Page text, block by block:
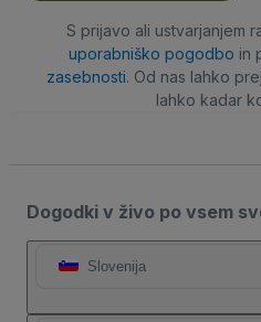
S prijavo ali ustvarjanjem
uporabniško pogodbo in
zasebnosti. Od nas lahko
lahko kadar
Dogodki v živo po vsem
Slovenija